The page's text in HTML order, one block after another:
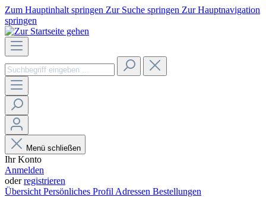
Zum Hauptinhalt springen Zur Suche springen Zur Hauptnavigation
springen
Menü schließen
Ihr Konto
Anmelden
oderregistrieren
Übersicht Persönliches Profil Adressen Bestellungen